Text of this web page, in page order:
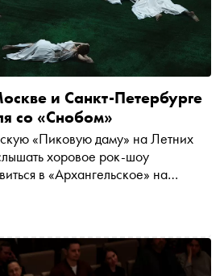
и Санкт-Петербурге
со «Снобом»
«Пиковую даму» на Летних
хоровое рок-шоу
в «Архангельское» на
Рассказываем, чем заняться и